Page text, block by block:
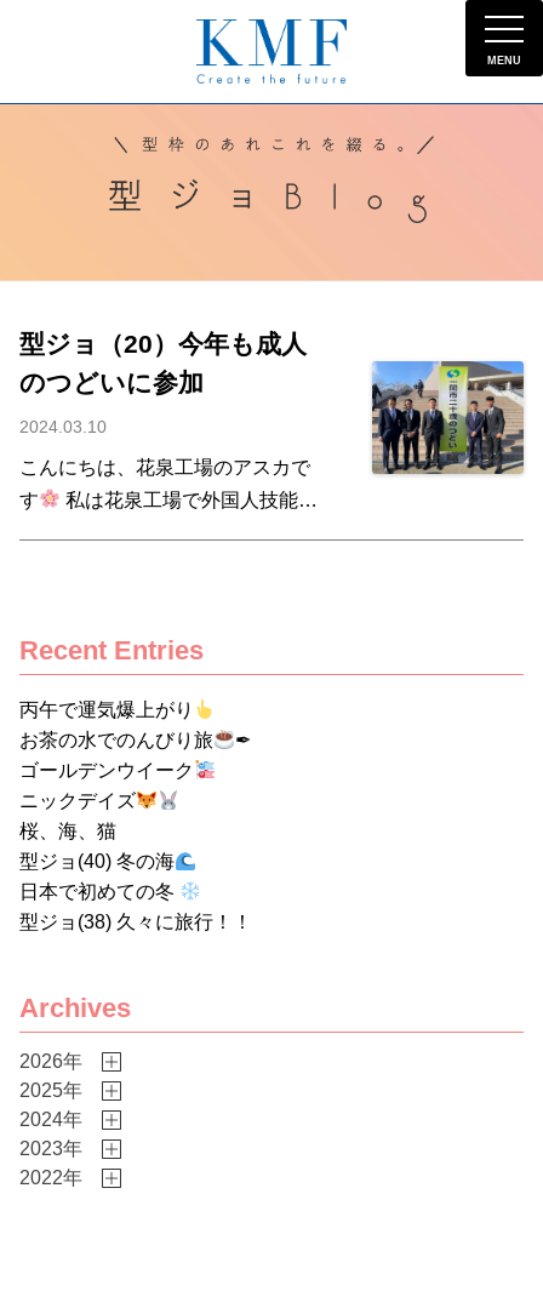
MENU
型ジョ（20）今年も成人
のつどいに参加
2024.03.10
こんにちは、花泉工場のアスカで
す
私は花泉工場で外国人技能実
習生の総数は30名となっていま
す。 日本での実習期間中に二十歳
を迎える子がほとんどで、代々ケ
ーエムエフでは、会社からプレゼ
ントされたスーツを着用した実習
生が、成人のつどい（旧成人式）
へ参加する事が行事となっていま
す。 現在、花泉工場で実習に励ん
でいるのは、元気盛りのインドネ
に入社した5名でした。 スーツを
作る時は毎年大騒ぎで、悩みに悩
んで自分好みのスーツ一式を選び
ます。 特にワイシャツとネクタイ
は種類が沢山あってなかなか決め
られません
Recent Entries
丙午で運気爆上がり
お茶の水でのんびり旅
✒
ゴールデンウイーク
ニックデイズ
桜、海、猫
型ジョ(40) 冬の海
日本で初めての冬
型ジョ(38) 久々に旅行！！
Archives
2026年
2025年
2024年
2023年
2022年